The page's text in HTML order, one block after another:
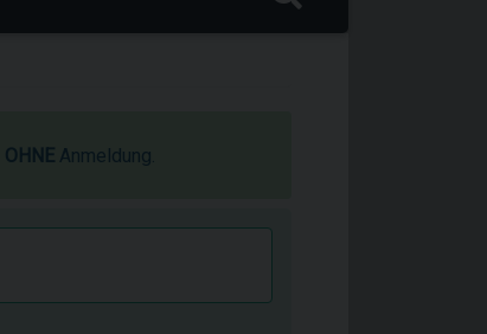
OHNE Anmeldung.